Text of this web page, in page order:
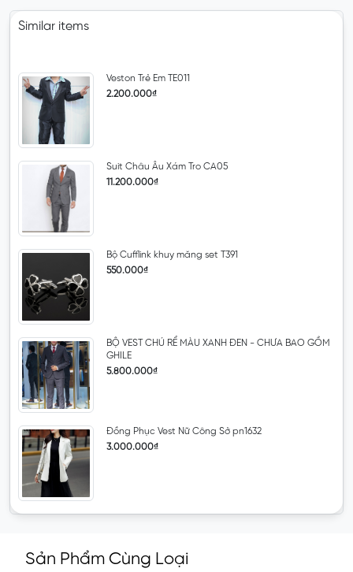
Similar items
Veston Trẻ Em TE011
2.200.000₫
Suit Châu Âu Xám Tro CA05
11.200.000₫
Bộ Cufflink khuy măng set T391
550.000₫
BỘ VEST CHÚ RỂ MÀU XANH ĐEN - CHƯA BAO GỒM
GHILE
5.800.000₫
Đồng Phục Vest Nữ Công Sở pn1632
3.000.000₫
Sản Phẩm Cùng Loại